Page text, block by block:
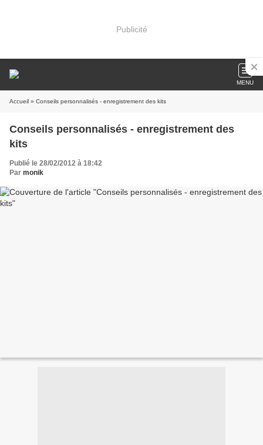
Publicité
MENU
Accueil » Conseils personnalisés - enregistrement des kits
Conseils personnalisés - enregistrement des
kits
Publié le 28/02/2012 à 18:42
Par monik